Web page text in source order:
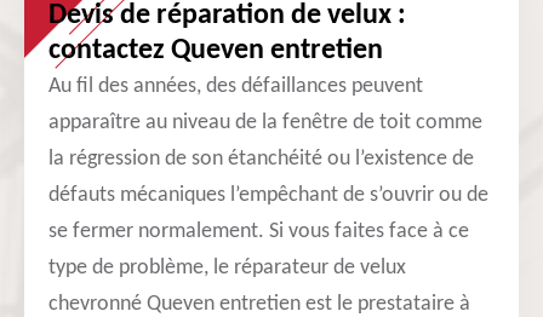
Devis de réparation de velux :
contactez Queven entretien
Au fil des années, des défaillances peuvent
apparaître au niveau de la fenêtre de toit comme
la régression de son étanchéité ou l’existence de
défauts mécaniques l’empêchant de s’ouvrir ou de
se fermer normalement. Si vous faites face à ce
type de problème, le réparateur de velux
chevronné Queven entretien est le prestataire à